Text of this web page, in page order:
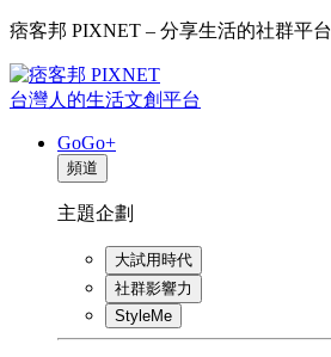
痞客邦 PIXNET – 分享生活的社群平台
台灣人的生活文創平台
GoGo+
頻道
主題企劃
大試用時代
社群影響力
StyleMe